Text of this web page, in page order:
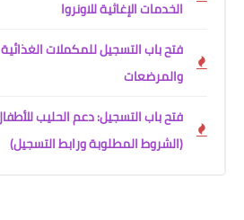
الخدمات الإغاثية للاونروا
فتح باب التسجيل للمكملات
والمرضعات
فتح باب التسجيل: دعم الحليب
(الشروط المطلوبة ورابط التسجيل)